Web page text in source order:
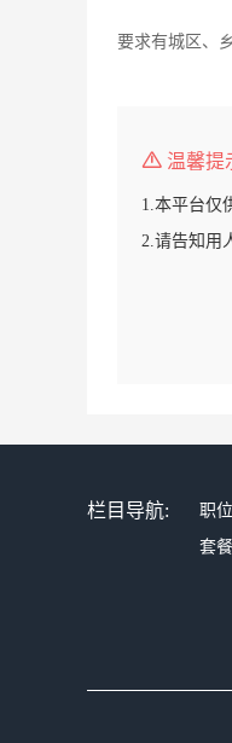
要求有城区、
温馨提
1.本平台仅
2.请告知用
栏目导航: 职
套